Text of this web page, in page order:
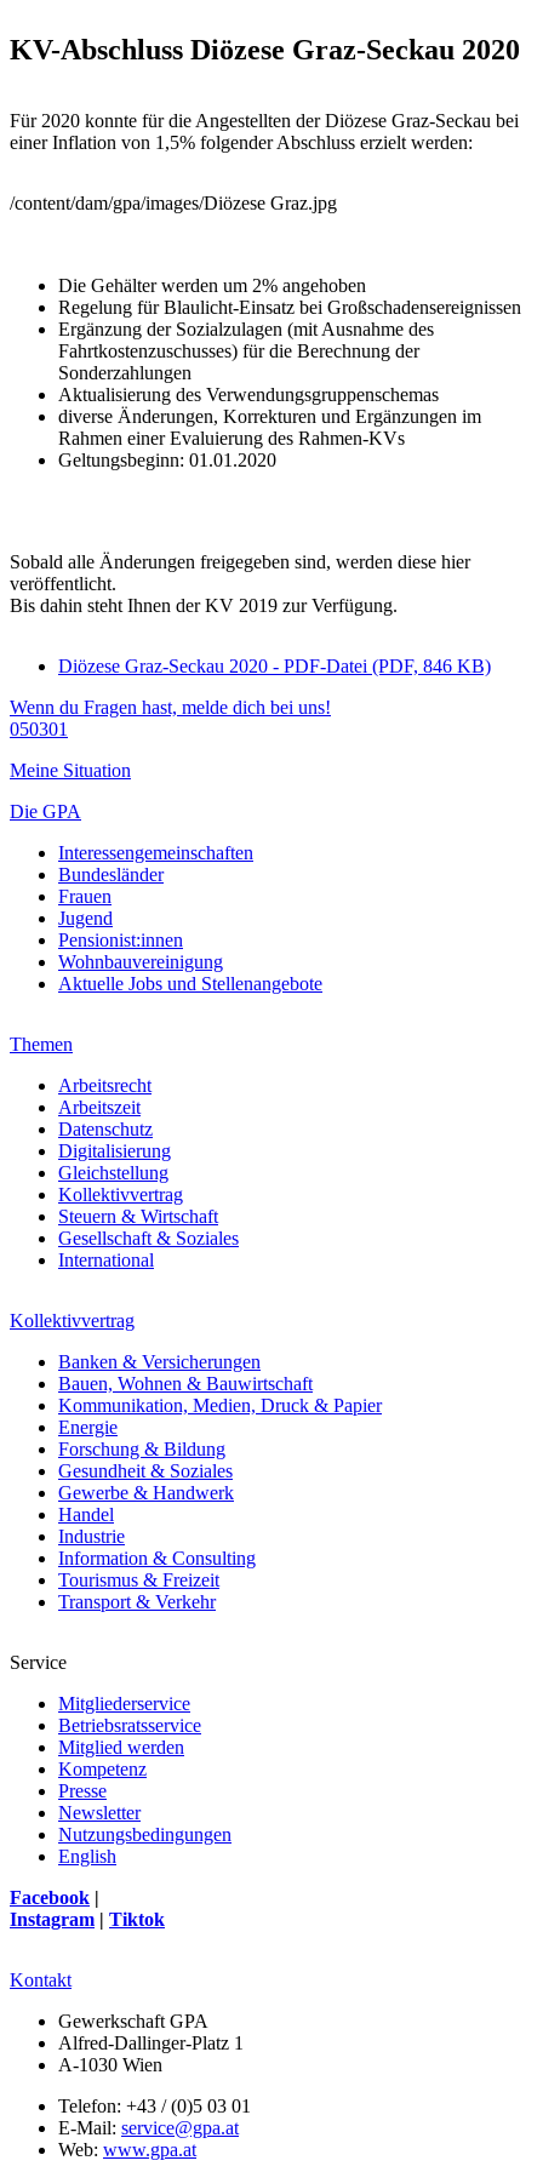
KV-Abschluss Diözese Graz-Seckau 2020
Für 2020 konnte für die Angestellten der Diözese Graz-Seckau bei
einer Inflation von 1,5% folgender Abschluss erzielt werden:
/content/dam/gpa/images/Diözese Graz.jpg
Die Gehälter werden um 2% angehoben
Regelung für Blaulicht-Einsatz bei Großschadensereignissen
Ergänzung der Sozialzulagen (mit Ausnahme des
Fahrtkostenzuschusses) für die Berechnung der
Sonderzahlungen
Aktualisierung des Verwendungsgruppenschemas
diverse Änderungen, Korrekturen und Ergänzungen im
Rahmen einer Evaluierung des Rahmen-KVs
Geltungsbeginn: 01.01.2020
Sobald alle Änderungen freigegeben sind, werden diese hier
veröffentlicht.
Bis dahin steht Ihnen der KV 2019 zur Verfügung.
Diözese Graz-Seckau 2020 - PDF-Datei (PDF, 846 KB)
Wenn du Fragen hast, melde dich bei uns!
050301
Meine Situation
Die GPA
Interessengemeinschaften
Bundesländer
Frauen
Jugend
Pensionist:innen
Wohnbauvereinigung
Aktuelle Jobs und Stellenangebote
Themen
Arbeitsrecht
Arbeitszeit
Datenschutz
Digitalisierung
Gleichstellung
Kollektivvertrag
Steuern & Wirtschaft
Gesellschaft & Soziales
International
Kollektivvertrag
Banken & Versicherungen
Bauen, Wohnen & Bauwirtschaft
Kommunikation, Medien, Druck & Papier
Energie
Forschung & Bildung
Gesundheit & Soziales
Gewerbe & Handwerk
Handel
Industrie
Information & Consulting
Tourismus & Freizeit
Transport & Verkehr
Service
Mitgliederservice
Betriebsratsservice
Mitglied werden
Kompetenz
Presse
Newsletter
Nutzungsbedingungen
English
Facebook |
Instagram | Tiktok
Kontakt
Gewerkschaft GPA
Alfred-Dallinger-Platz 1
A-1030 Wien
Telefon: +43 / (0)5 03 01
E-Mail: service@gpa.at
Web: www.gpa.at